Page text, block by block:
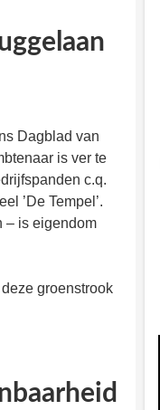
Dagblad van
is ver te
c.q.
’De Tempel’.
– is eigendom
groenstrook